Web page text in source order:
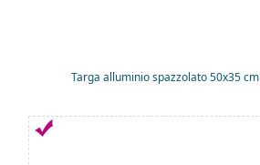
Targa alluminio spazzolato 50x35 cm